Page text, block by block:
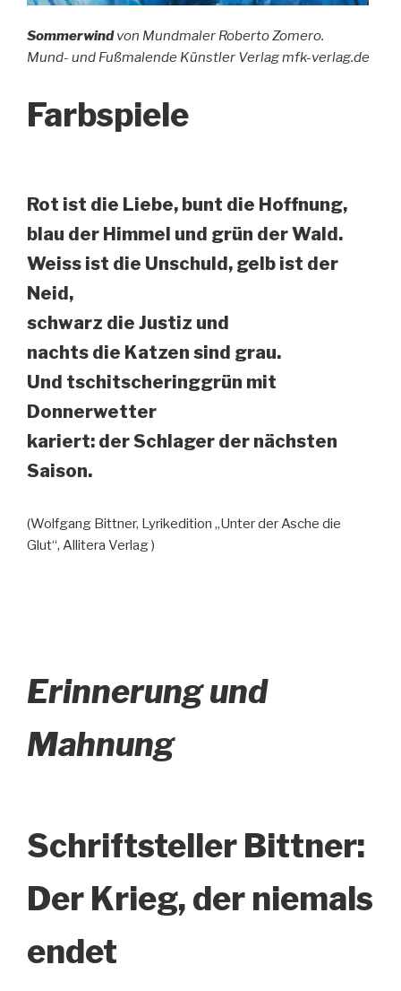
Sommerwindvon Mundmaler Roberto Zomero.
Mund- und Fußmalende Künstler Verlag mfk-verlag.de
Farbspiele
Rot ist die Liebe, bunt die Hoffnung,
blau der Himmel und grün der Wald.
Weiss ist die Unschuld, gelb ist der
Neid,
schwarz die Justiz und
nachts die Katzen sind grau.
Und tschitscheringgrün mit
Donnerwetter
kariert: der Schlager der nächsten
Saison.
(Wolfgang Bittner, Lyrikedition „Unter der Asche die
Glut“, Allitera Verlag )
Erinnerung und
Mahnung
Schriftsteller Bittner:
Der Krieg, der niemals
endet